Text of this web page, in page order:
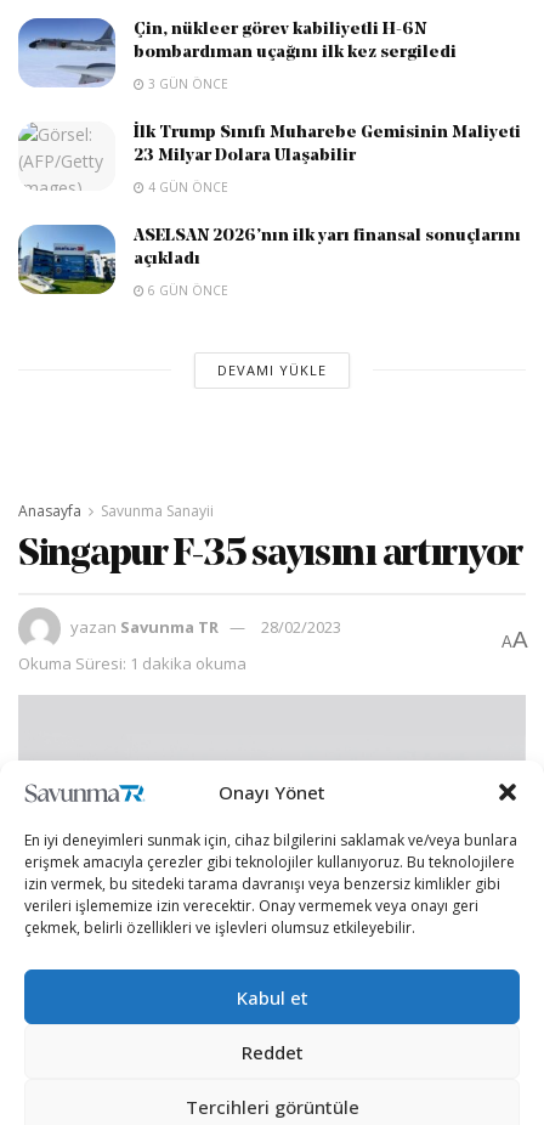
Onayı Yönet
En iyi deneyimleri sunmak için, cihaz bilgilerini saklamak ve/veya bunlara
erişmek amacıyla çerezler gibi teknolojiler kullanıyoruz. Bu teknolojilere
izin vermek, bu sitedeki tarama davranışı veya benzersiz kimlikler gibi
verileri işlememize izin verecektir. Onay vermemek veya onayı geri
çekmek, belirli özellikleri ve işlevleri olumsuz etkileyebilir.
Kabul et
Reddet
Tercihleri görüntüle
Çin, nükleer görev kabiliyetli H-6N
bombardıman uçağını ilk kez sergiledi
3 GÜN ÖNCE
İlk Trump Sınıfı Muharebe Gemisinin Maliyeti
23 Milyar Dolara Ulaşabilir
4 GÜN ÖNCE
ASELSAN 2026’nın ilk yarı finansal sonuçlarını
açıkladı
6 GÜN ÖNCE
DEVAMI YÜKLE
Anasayfa Savunma Sanayii
Singapur F-35 sayısını artırıyor
yazan Savunma TR
28/02/2023
Okuma Süresi: 1 dakika okuma
AA
Singapur Hava Kuvvetleri; 8 adet F-35B savaş uçağı
daha alarak beşinci nesil avcı uçaklarından oluşan